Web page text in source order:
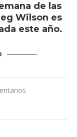
de las
Wilson es
este año.